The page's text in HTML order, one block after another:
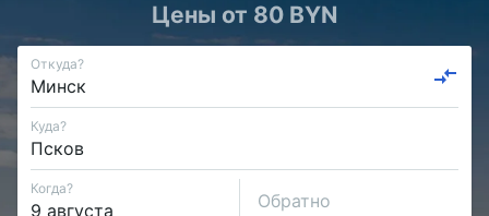
Цены от 80 BYN
Откуда?
Куда?
Когда?
Обратно